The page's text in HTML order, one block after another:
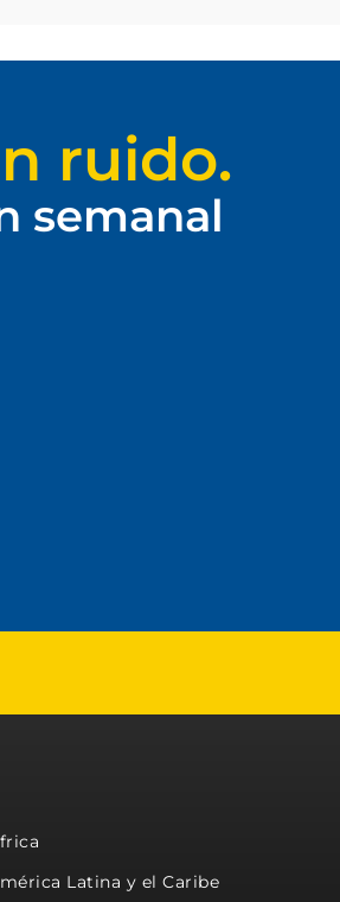
ruido.
semanal
Latina y el Caribe